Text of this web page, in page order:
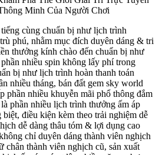
cùng chuẩn bị như lịch trình
phú, nhằm mục đích duyên dáng & tri
thưởng kính chào đến chuẩn bị như
nhiều spin không lấy phí trong
bị như lịch trình hoàn thanh toán
nhiều tháng, bán đất gem sky world
phần nhiều khuyễn mãi phổ thông đắm
phần nhiều lịch trình thưởng ấm áp
điều kiện kèm theo trải nghiệm dễ
dễ dàng thâu tóm & lợi dụng cao
chỉ duyên dáng thành viên nghịch
chân thành viên nghịch cũ, sản xuất